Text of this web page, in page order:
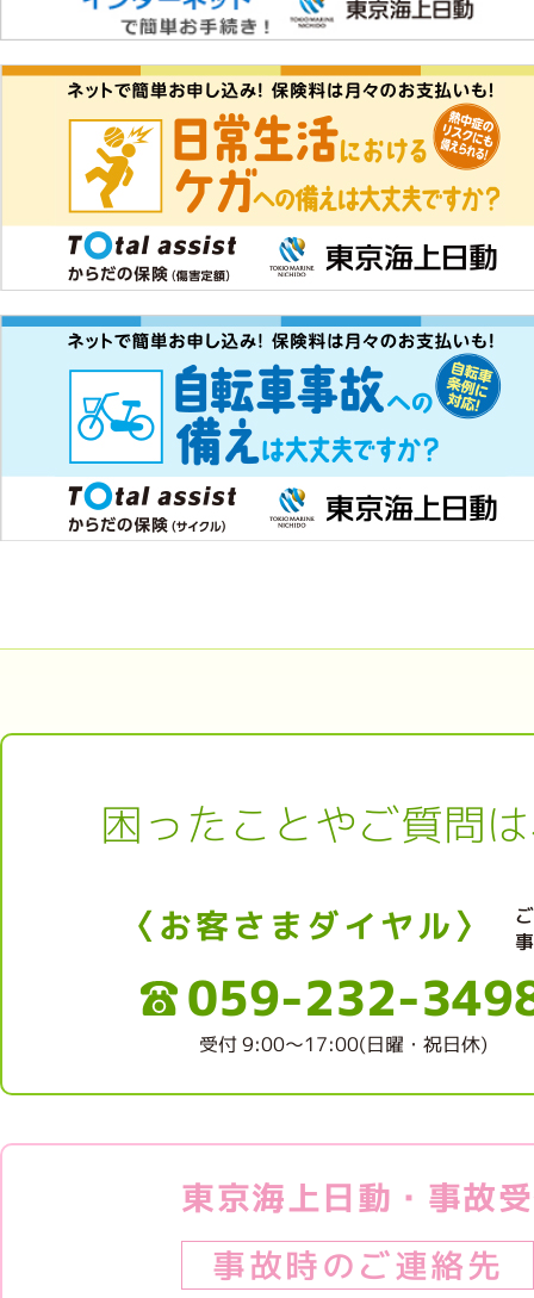
困ったことやご質問
〈お客さまダイヤル〉
059-232-
受付 9:00～17:00(日曜・祝日休)
東京海上日動・事故
事故時のご連絡先